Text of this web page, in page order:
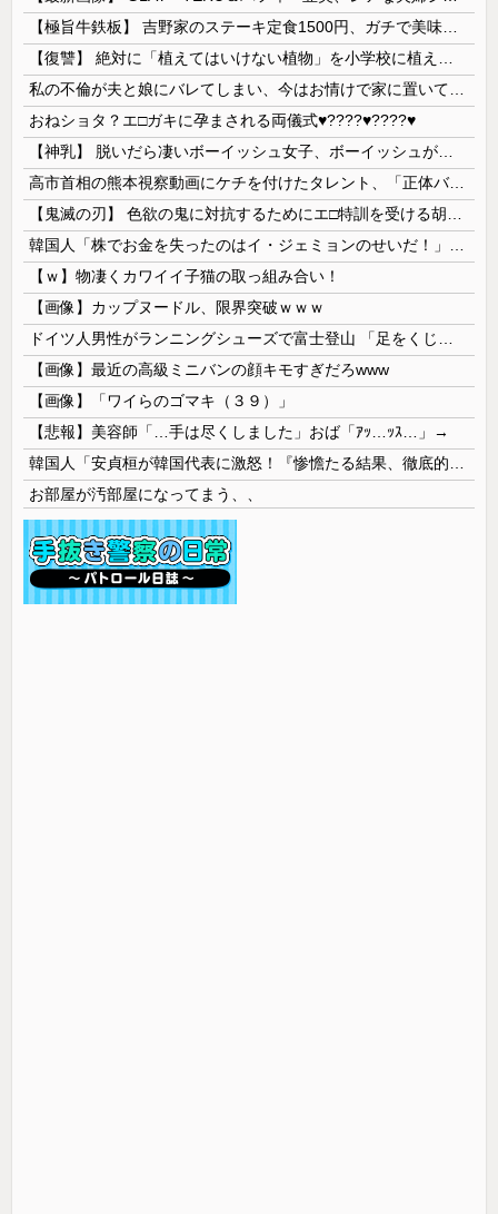
おねショタ？エ□ガキに孕まされる両儀式♥️????♥️????♥️
高市首相の熊本視察動画にケチを付けたタレント、「正体バレバレよな」と黒電話の呼び方であっさりと……
【ｗ】物凄くカワイイ子猫の取っ組み合い！
【画像】カップヌードル、限界突破ｗｗｗ
【画像】最近の高級ミニバンの顔キモすぎだろwww
【画像】「ワイらのゴマキ（３９）」
【悲報】美容師「…手は尽くしました」おば「ｱｯ…ｯｽ…」→
お部屋が汚部屋になってまう、、